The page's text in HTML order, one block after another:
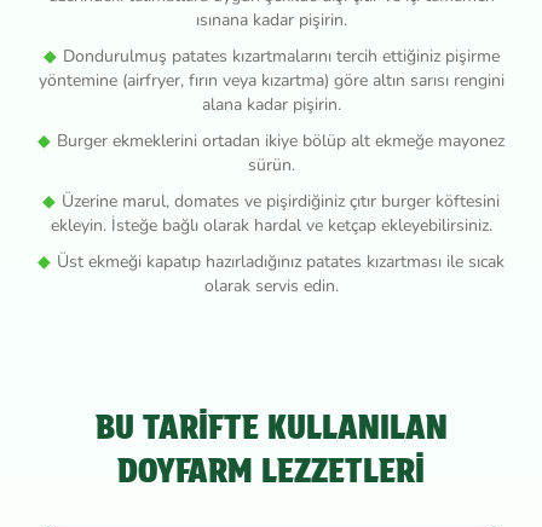
ısınana kadar pişirin.
Dondurulmuş patates kızartmalarını tercih ettiğiniz pişirme
yöntemine (airfryer, fırın veya kızartma) göre altın sarısı rengini
alana kadar pişirin.
Burger ekmeklerini ortadan ikiye bölüp alt ekmeğe mayonez
sürün.
Üzerine marul, domates ve pişirdiğiniz çıtır burger köftesini
ekleyin. İsteğe bağlı olarak hardal ve ketçap ekleyebilirsiniz.
Üst ekmeği kapatıp hazırladığınız patates kızartması ile sıcak
olarak servis edin.
BU TARİFTE KULLANILAN
DOYFARM LEZZETLERİ